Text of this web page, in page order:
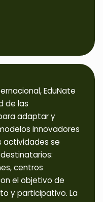
EduNate
de las
adaptar y
innovadores
actividades se
centros
el objetivo de
y participativo. La